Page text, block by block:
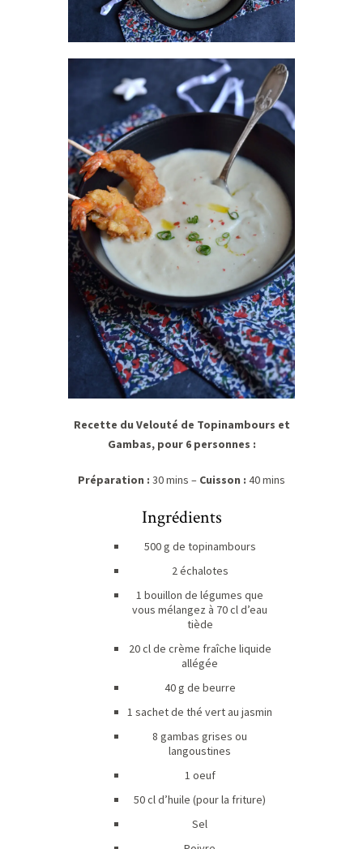
Recette du Velouté de Topinambours et
Gambas, pour 6 personnes :
Préparation : 30 mins – Cuisson : 40 mins
Ingrédients
500 g de topinambours
2 échalotes
1 bouillon de légumes que
vous mélangez à 70 cl d’eau
tiède
20 cl de crème fraîche liquide
allégée
40 g de beurre
1 sachet de thé vert au jasmin
8 gambas grises ou
langoustines
1 oeuf
50 cl d’huile (pour la friture)
Sel